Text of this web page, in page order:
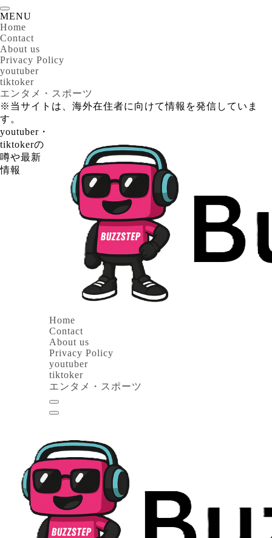
MENU
Home
Contact
About us
Privacy Policy
youtuber
tiktoker
エンタメ・スポーツ
※当サイトは、海外在住者に向けて情報を発信していま
す。
youtuber・
tiktokerの
噂や最新
情報
Home
Contact
About us
Privacy Policy
youtuber
tiktoker
エンタメ・スポーツ